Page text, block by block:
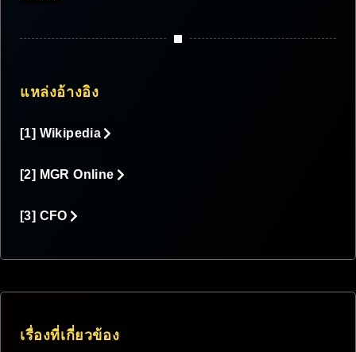
แหล่งอ้างอิง
[1] Wikipedia
[2] MGR Online
[3] CFO
เรื่องที่เกี่ยวข้อง